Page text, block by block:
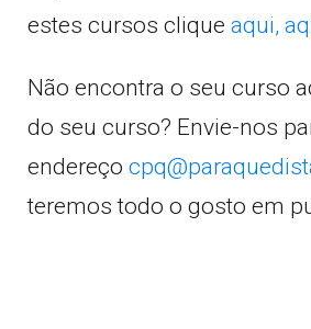
estes cursos clique aqui,
Não encontra o seu curso
do seu curso? Envie-nos
endereço
teremos todo o gosto em